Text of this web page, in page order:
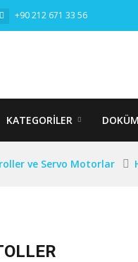
+90 212 671 33 56
KATEGORILER
ve Servo Motorlar